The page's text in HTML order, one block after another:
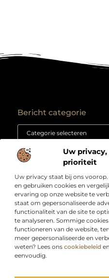
Uw privacy,
prioriteit
Uw privacy staat bij ons
en gebruiken cookies en
ervaring op onze website te
staat om gepersonaliseerde
functionaliteit van de site te
te analyseren. Sommige
functioneren van de website,
meer gepersonaliseerde en
weten? Lees ons cookiebeleid
eenvoudig.
Over
Bedrijf
“Jouw bron voor slimme
inspiratie”
Laat je verrassen door
praktische tips en ideeën
bij Webdesigndirect.nl –
samenkomen om jou vooruit
Onze informatie
Bericht categorie